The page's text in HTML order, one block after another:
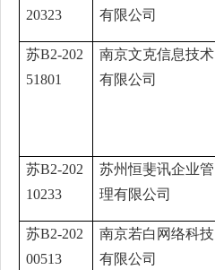
20323
有限公司
苏B2-202
51801
南京文克信息技术
有限公司
苏B2-202
10233
苏州恒斐讯企业管
理有限公司
苏B2-202
00513
南京若白网络科技
有限公司